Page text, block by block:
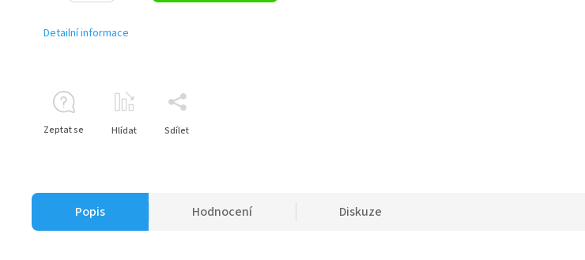
Detailní informace
Zeptat se Hlídat Sdílet
Popis Hodnocení Diskuze